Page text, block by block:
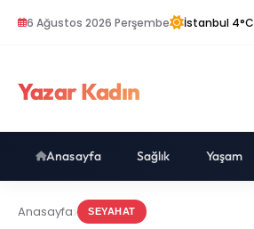
6 Ağustos 2026 Perşembe İstanbul 4°C
Yazar Kadın
Anasayfa Sağlık Yaşam
Anasayfa SEYAHAT